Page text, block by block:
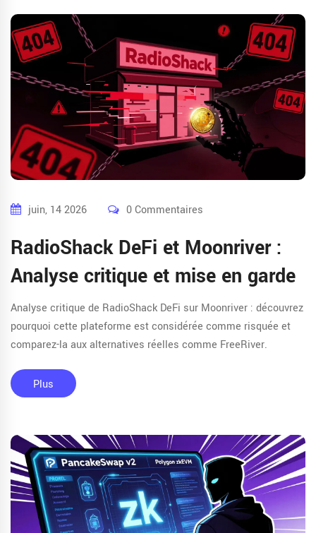
juin, 14 2026 0 Commentaires
RadioShack DeFi et Moonriver :
Analyse critique et mise en garde
Analyse critique de RadioShack DeFi sur Moonriver : découvrez
pourquoi cette plateforme est considérée comme risquée et
comparez-la aux alternatives réelles comme FreeRiver.
Plus